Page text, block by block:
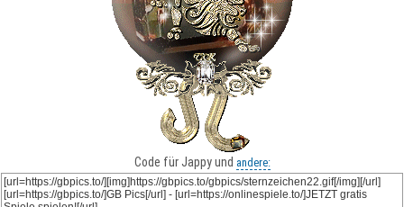
Code für Jappy und andere: